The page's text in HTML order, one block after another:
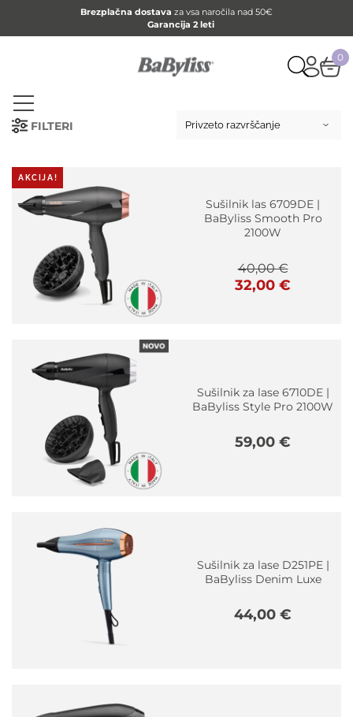
Brezplačna dostava za vsa naročila nad 50€
Garancija 2 leti
0
FILTERI
Sušilnik las 6709DE |
BaByliss Smooth Pro
2100W
AKCIJA!
40,00€
32,00 €
Trenutna
Sušilnik za lase 6710DE |
BaByliss Style Pro 2100W
59,00 €
Sušilnik za lase D251PE |
BaByliss Denim Luxe
44,00 €